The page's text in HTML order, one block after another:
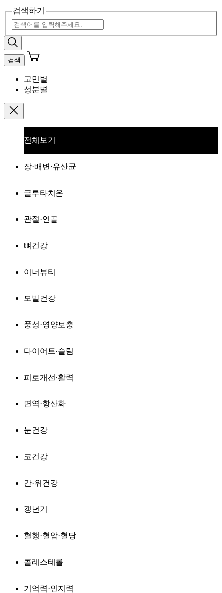
검색하기
검색
고민별
성분별
전체보기
장·배변·유산균
글루타치온
관절·연골
뼈건강
이너뷰티
모발건강
풍성·영양보충
다이어트·슬림
피로개선·활력
면역·항산화
눈건강
코건강
간·위건강
갱년기
혈행·혈압·혈당
콜레스테롤
기억력·인지력